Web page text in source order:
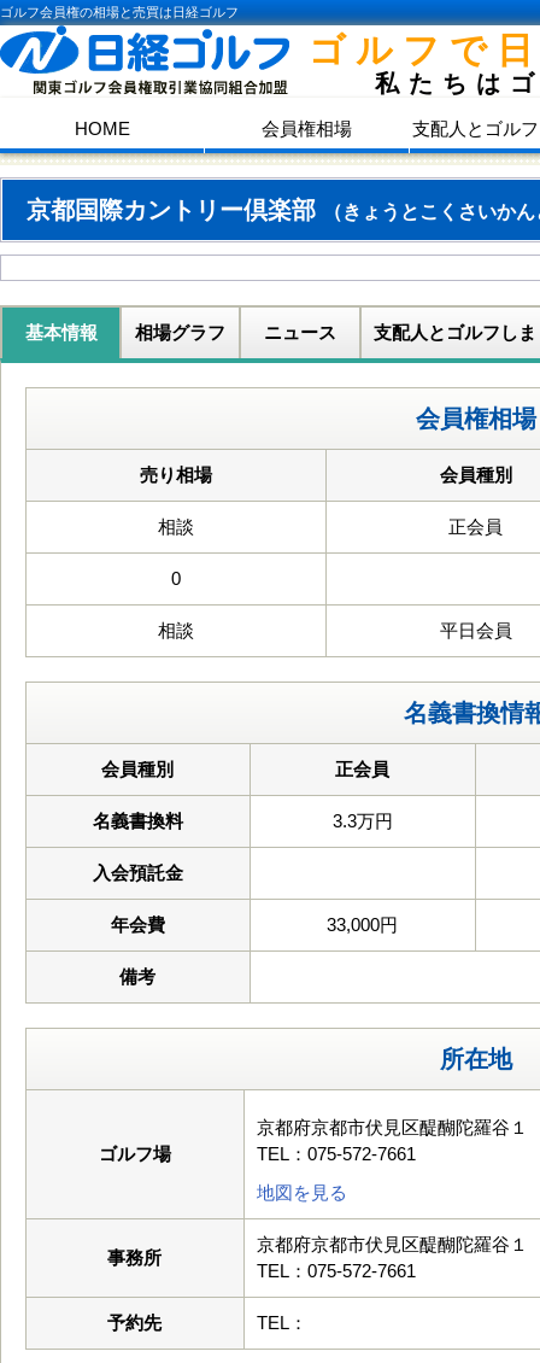
ゴルフ会員権の相場と売買は日経ゴルフ
ゴルフで
私たちは
HOME 会員権相場 支配人とゴル
京都国際カントリー倶楽部 （きょうとこくさいか
基本情報 相場グラフ ニュース 支配人とゴルフしま
会員権相場
売り相場 会員種別
相談 正会員
0
相談 平日会員
名義書換情
会員種別 正会員
名義書換料 3.3万円
入会預託金
年会費 33,000円
備考
所在地
ゴルフ場
京都府京都市伏見区醍醐陀羅谷１
TEL：075-572-7661
地図を見る
事務所
京都府京都市伏見区醍醐陀羅谷１
TEL：075-572-7661
予約先 TEL：